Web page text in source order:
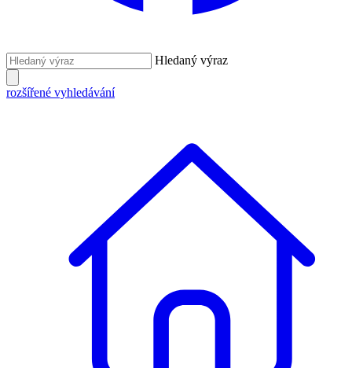
Hledaný výraz
rozšířené vyhledávání